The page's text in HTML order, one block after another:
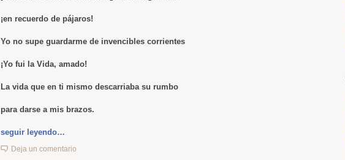
¡en recuerdo de pájaros!
Yo no supe guardarme de invencibles corrientes
¡Yo fui la Vida, amado!
La vida que en ti mismo descarriaba su rumbo
para darse a mis brazos.
seguir leyendo…
Deja un comentario